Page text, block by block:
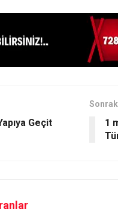
Geçit
1